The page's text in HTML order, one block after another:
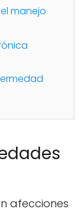
manejo
afecciones